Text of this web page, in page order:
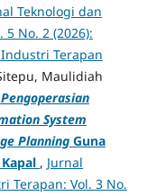
Teknologi dan
No. 2 (2026):
Terapan
Maulidiah
Pengoperasian
System
PlanningGuna
, Jurnal
Terapan: Vol. 3 No.